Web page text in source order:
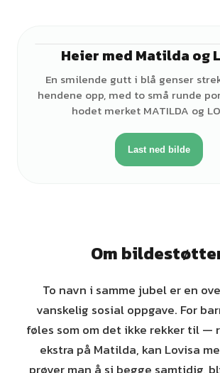
Heier med Matilda og
En smilende gutt i blå genser
hendene opp, med to små runde
hodet merket MATILDA og
Last ned bilde
Om
To navn i samme jubel er en
vanskelig sosial oppgave. For
føles som om det ikke rekker til —
ekstra på Matilda, kan Lovisa